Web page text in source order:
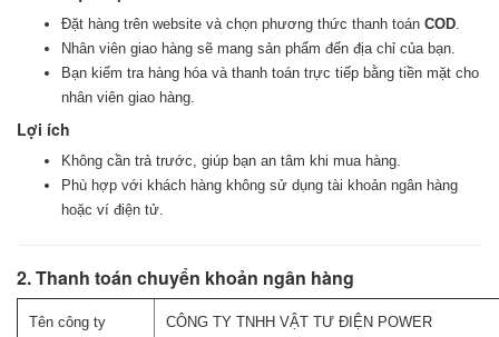
Đặt hàng trên website và chọn phương thức thanh toán COD.
Nhân viên giao hàng sẽ mang sản phẩm đến địa chỉ của bạn.
Bạn kiểm tra hàng hóa và thanh toán trực tiếp bằng tiền mặt cho
nhân viên giao hàng.
Lợi ích
Không cần trả trước, giúp bạn an tâm khi mua hàng.
Phù hợp với khách hàng không sử dụng tài khoản ngân hàng
hoặc ví điện tử.
2. Thanh toán chuyển khoản ngân hàng
Tên công ty CÔNG TY TNHH VẬT TƯ ĐIỆN POWER